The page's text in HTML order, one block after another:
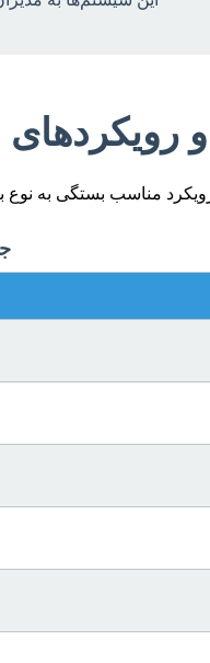
رویکردهای
مناسب بستگی به
جدول ۱: